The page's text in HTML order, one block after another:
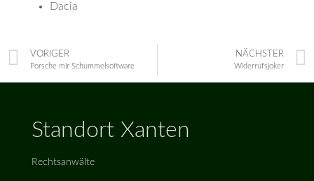
Dacia
VORIGER
Porsche mir Schummelsoftware
NÄCHSTER
Widerrufsjoker
Standort Xanten
Rechtsanwälte